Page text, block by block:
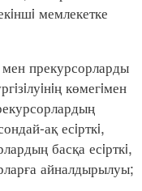
мемлекетке
прекурсорларды
көмегiмен
ақ есiрткi,
басқа есiрткi,
айналдырылуы;